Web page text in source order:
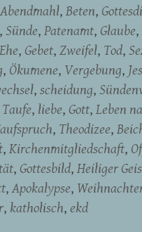
Abendmahl Beten
Sünde Patenamt Glaube
Ehe Gebet Zweifel Tod
Ökumene Vergebung
scheidung
liebe Gott Leben
Theodizee
Kirchenmitgliedschaft
Gottesbild Heiliger
Apokalypse
katholisch ekd